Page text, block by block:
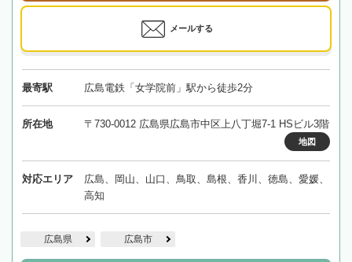
メールする
最寄駅 広島電鉄「女学院前」駅から徒歩2分
所在地 〒730-0012 広島県広島市中区上八丁堀7-1 HSビル3階
地図
対応エリア
広島、岡山、山口、鳥取、島根、香川、徳島、愛媛、
高知
広島県 広島市